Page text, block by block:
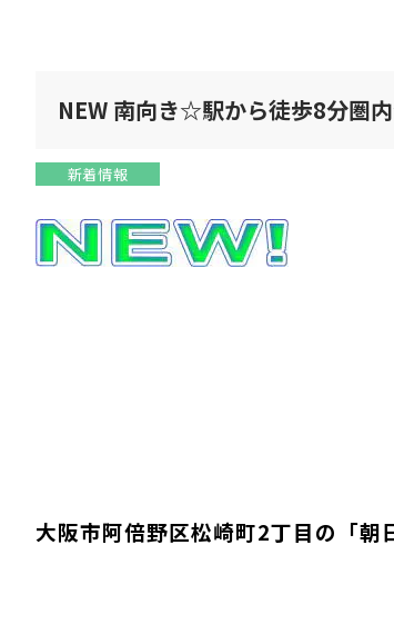
NEW 南向き☆駅から徒歩8分圏
新着情報
大阪市阿倍野区松崎町2丁目の「朝